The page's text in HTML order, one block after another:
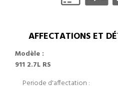
AFFECTATIONS ET
Modèle :
911 2.7L RS
Periode d'affectation :